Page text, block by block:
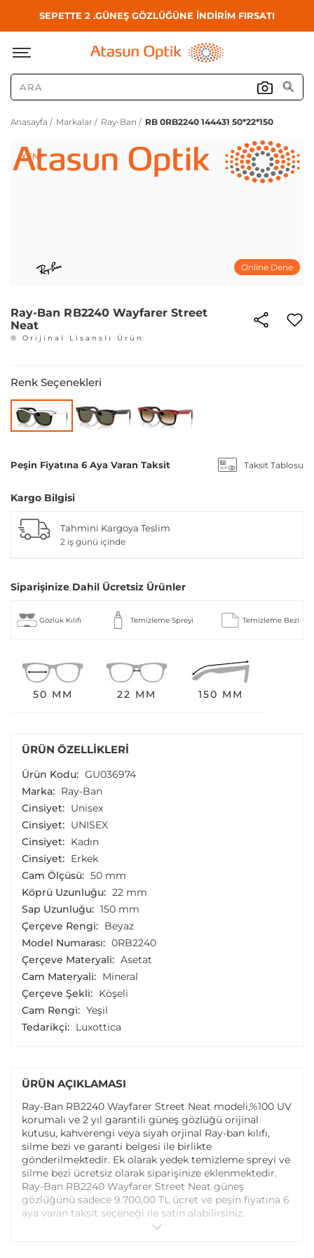
SEPETTE 2 .GÜNEŞ GÖZLÜĞÜNE İNDİRİM FIRSATI
Anasayfa / Markalar / Ray-Ban / RB 0RB2240 144431 50*22*150
Online Dene
YENI
Ray-Ban RB2240 Wayfarer Street
Neat
® Orijinal Lisanslı Ürün
Renk Seçenekleri
Peşin Fiyatına 6 Aya Varan Taksit Taksit Tablosu
Kargo Bilgisi
Tahmini Kargoya Teslim
2 iş günü içinde
Siparişinize Dahil Ücretsiz Ürünler
Gözlük Kılıfı Temizleme Spreyi Temizleme Bezi
50 MM 22 MM 150 MM
ÜRÜN AÇIKLAMASI
Ray-Ban RB2240 Wayfarer Street Neat modeli,%100 UV
korumalı ve 2 yıl garantili güneş gözlüğü orijinal
kutusu, kahverengi veya siyah orjinal Ray-ban kılıfı,
silme bezi ve garanti belgesi ile birlikte
gönderilmektedir. Ek olarak yedek temizleme spreyi ve
silme bezi ücretsiz olarak siparişinize eklenmektedir.
Ray-Ban RB2240 Wayfarer Street Neat güneş
gözlüğünü sadece 9.700,00 TL ücret ve peşin fiyatına 6
aya varan taksit seçeneği ile satın alabilirsiniz.
ÜRÜN ÖZELLIKLERI
Ürün Kodu: GU036974
Marka: Ray-Ban
Cinsiyet: Unisex
Cinsiyet: UNISEX
Cinsiyet: Kadın
Cinsiyet: Erkek
Cam Ölçüsü: 50 mm
Köprü Uzunluğu: 22 mm
Sap Uzunluğu: 150 mm
Çerçeve Rengi: Beyaz
Model Numarası: 0RB2240
Çerçeve Materyali: Asetat
Cam Materyali: Mineral
Çerçeve Şekli: Köşeli
Cam Rengi: Yeşil
Tedarikçi: Luxottica